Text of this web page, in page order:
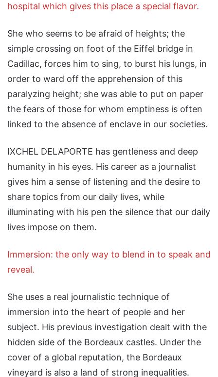
hospital which gives this place a special flavor.
She who seems to be afraid of heights; the
simple crossing on foot of the Eiffel bridge in
Cadillac, forces him to sing, to burst his lungs, in
order to ward off the apprehension of this
paralyzing height; she was able to put on paper
the fears of those for whom emptiness is often
linked to the absence of enclave in our societies.
IXCHEL DELAPORTE has gentleness and deep
humanity in his eyes. His career as a journalist
gives him a sense of listening and the desire to
share topics from our daily lives, while
illuminating with his pen the silence that our daily
lives impose on them.
Immersion: the only way to blend in to speak and
reveal.
She uses a real journalistic technique of
immersion into the heart of people and her
subject. His previous investigation dealt with the
hidden side of the Bordeaux castles. Under the
cover of a global reputation, the Bordeaux
vineyard is also a land of strong inequalities.